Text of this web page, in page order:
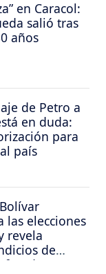
en Caracol:
salió tras
años
de Petro a
en duda:
para
país
las elecciones
revela
de
fraude